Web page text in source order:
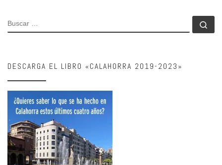
BUSCAR
DESCARGA EL LIBRO «CALAHORRA 2019-2023»